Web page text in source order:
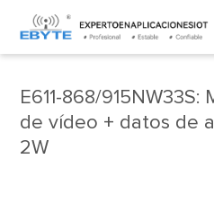
Home > Dinámica del producto
E611-868/
de vídeo + datos de
2W